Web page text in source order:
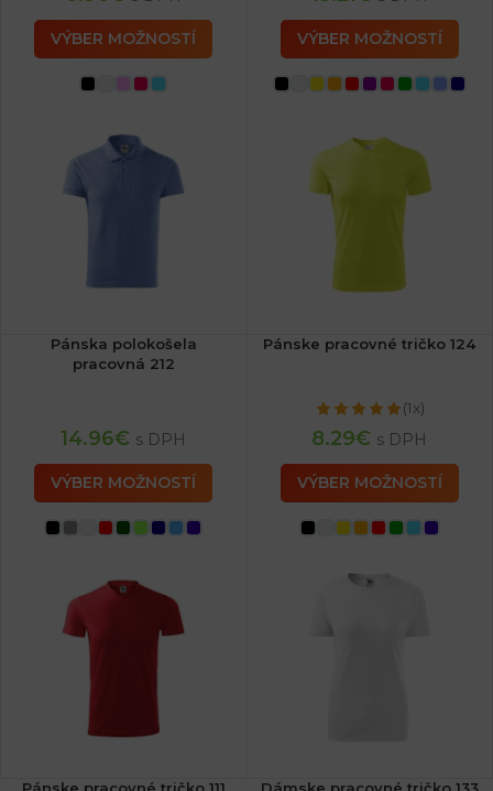
VÝBER MOŽNOSTÍ VÝBER MOŽNOSTÍ
Pánska polokošela
pracovná 212
14.96€ s DPH
VÝBER MOŽNOSTÍ
Pánske pracovné tričko 124
(1x)
8.29€ s DPH
VÝBER MOŽNOSTÍ
Pánske pracovné tričko 111 Dámske pracovné tričko 133